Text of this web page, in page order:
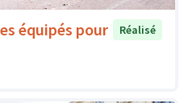
équipés pour
Réalisé